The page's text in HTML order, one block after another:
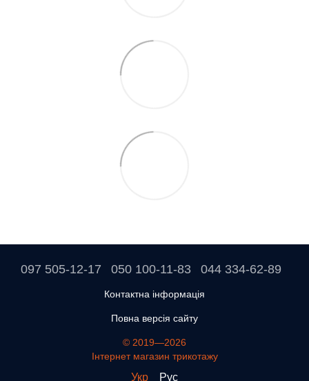
097 505-12-17 050 100-11-83 044 334-62-89
Контактна інформація
Повна версія сайту
© 2019—2026
Інтернет магазин трикотажу
Укр Рус